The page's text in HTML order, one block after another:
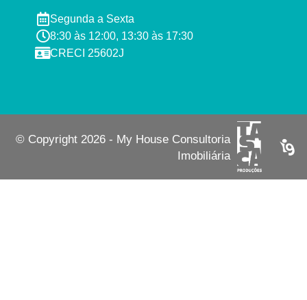
Segunda a Sexta ​
8:30 às 12:00, 13:30 às 17:30​​
CRECI 25602J​
© Copyright 2026 - My House Consultoria
Imobiliária